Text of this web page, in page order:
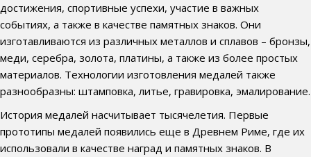
достижения, спортивные успехи, участие в важных
событиях, а также в качестве памятных знаков. Они
изготавливаются из различных металлов и сплавов – бронзы,
меди, серебра, золота, платины, а также из более простых
материалов. Технологии изготовления медалей также
разнообразны: штамповка, литье, гравировка, эмалирование.
История медалей насчитывает тысячелетия. Первые
прототипы медалей появились еще в Древнем Риме, где их
использовали в качестве наград и памятных знаков. В